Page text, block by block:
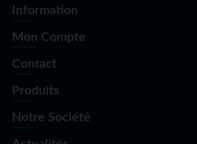
Information
Mon Compte
Contact
Produits
Notre Société